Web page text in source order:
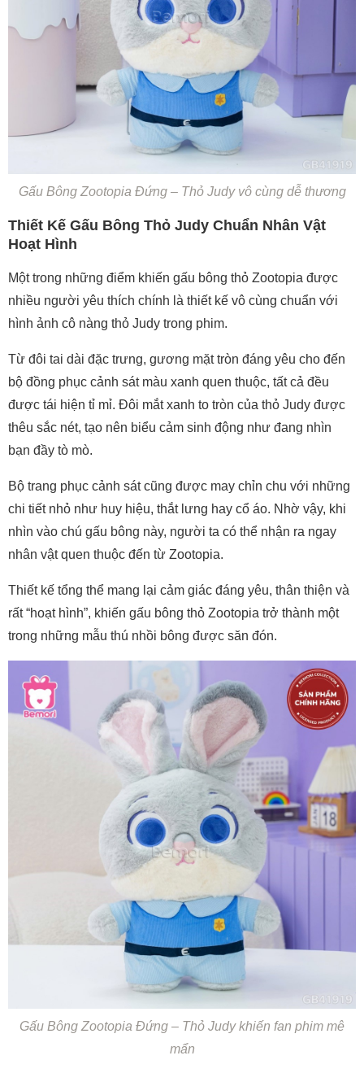
Gấu Bông Zootopia Đứng – Thỏ Judy vô cùng dễ thương
Thiết Kế Gấu Bông Thỏ Judy Chuẩn Nhân Vật
Hoạt Hình
Một trong những điểm khiến gấu bông thỏ Zootopia được
nhiều người yêu thích chính là thiết kế vô cùng chuẩn với
hình ảnh cô nàng thỏ Judy trong phim.
Từ đôi tai dài đặc trưng, gương mặt tròn đáng yêu cho đến
bộ đồng phục cảnh sát màu xanh quen thuộc, tất cả đều
được tái hiện tỉ mỉ. Đôi mắt xanh to tròn của thỏ Judy được
thêu sắc nét, tạo nên biểu cảm sinh động như đang nhìn
bạn đầy tò mò.
Bộ trang phục cảnh sát cũng được may chỉn chu với những
chi tiết nhỏ như huy hiệu, thắt lưng hay cổ áo. Nhờ vậy, khi
nhìn vào chú gấu bông này, người ta có thể nhận ra ngay
nhân vật quen thuộc đến từ Zootopia.
Thiết kế tổng thể mang lại cảm giác đáng yêu, thân thiện và
rất “hoạt hình”, khiến gấu bông thỏ Zootopia trở thành một
trong những mẫu thú nhồi bông được săn đón.
Gấu Bông Zootopia Đứng – Thỏ Judy khiến fan phim mê
mẩn